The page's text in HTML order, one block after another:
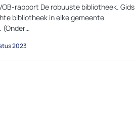
rapport De robuuste bibliotheek. Gids
bibliotheek in elke gemeente
(Onder…
2023